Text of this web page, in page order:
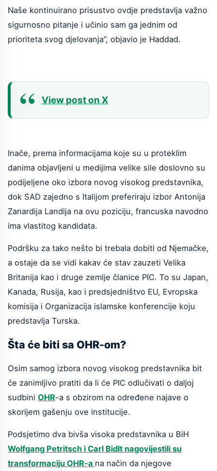
Naše kontinuirano prisustvo ovdje predstavlja važno
sigurnosno pitanje i učinio sam ga jednim od
prioriteta svog djelovanja”, objavio je Haddad.
View post on X
Inače, prema informacijama koje su u proteklim
danima objavljeni u medijima velike sile doslovno su
podijeljene oko izbora novog visokog predstavnika,
dok SAD zajedno s Italijom preferiraju izbor Antonija
Zanardija Landija na ovu poziciju, francuska navodno
ima vlastitog kandidata.
Podršku za tako nešto bi trebala dobiti od Njemačke,
a ostaje da se vidi kakav će stav zauzeti Velika
Britanija kao i druge zemlje članice PIC. To su Japan,
Kanada, Rusija, kao i predsjedništvo EU, Evropska
komisija i Organizacija islamske konferencije koju
predstavlja Turska.
Šta će biti sa OHR-om?
Osim samog izbora novog visokog predstavnika bit
će zanimljivo pratiti da li će PIC odlučivati o daljoj
sudbini OHR-a s obzirom na određene najave o
skorijem gašenju ove institucije.
Podsjetimo dva bivša visoka predstavnika u BiH
Wolfgang Petritsch i Carl Bidlt nagovijestili su
transformaciju OHR-a na način da njegove